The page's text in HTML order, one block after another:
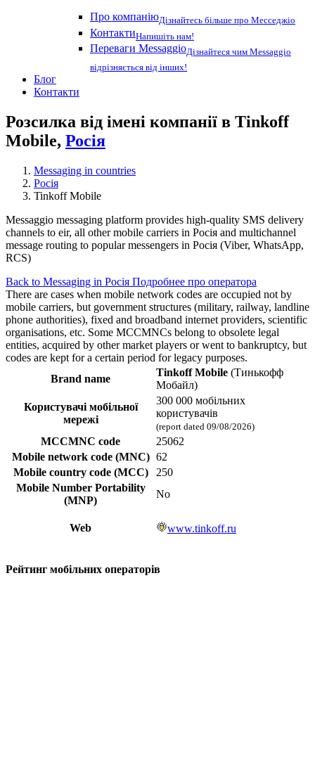
Про компаніюДізнайтесь більше про Месседжіо
КонтактиНапишіть нам!
Переваги MessaggioДізнайтеся чим Messaggio
відрізняється від інших!
Блог
Контакти
Розсилка від імені компанії в Tinkoff
Mobile, Росія
Messaging in countries
Росія
Tinkoff Mobile
Messaggio messaging platform provides high-quality SMS delivery
channels to eir, all other mobile carriers in Росія and multichannel
message routing to popular messengers in Росія (Viber, WhatsApp,
RCS)
Back to Messaging in Росія Подробнее про оператора
There are cases when mobile network codes are occupied not by
mobile carriers, but government structures (military, railway, landline
phone authorities), fixed and broadband internet providers, scientific
organisations, etc. Some MCCMNCs belong to obsolete legal
entities, acquired by other market players or went to bankruptcy, but
codes are kept for a certain period for legacy purposes.
Brand name
Tinkoff Mobile (Тинькофф
Мобайл)
Користувачі мобільної
мережі
300 000 мобільних
користувачів
(report dated 09/08/2026)
MCCMNC code
25062
Mobile network code (MNC) 62
Mobile country code (MCC)
250
Mobile Number Portability
(MNP)
No
Web www.tinkoff.ru
Рейтинг мобільних операторів